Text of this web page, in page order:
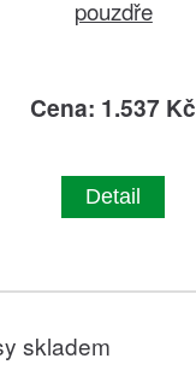
pouzdře
Cena: 1.537 Kč
Detail
skladem